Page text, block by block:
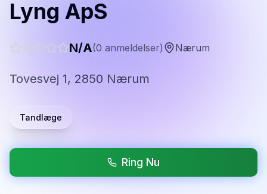
Lyng ApS
N/A(0 anmeldelser) Nærum
Tovesvej 1, 2850 Nærum
Tandlæge
Ring Nu